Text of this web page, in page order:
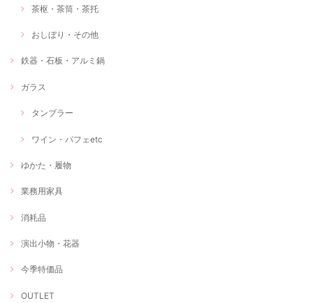
茶枢・茶筒・茶托
おしぼり・その他
鉄器・石板・アルミ鍋
ガラス
タンブラー
ワイン・パフェetc
ゆかた・履物
業務用家具
消耗品
演出小物・花器
今季特価品
OUTLET